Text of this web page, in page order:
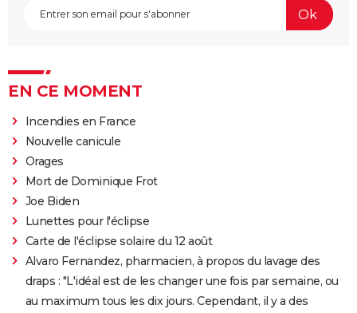
EN CE MOMENT
Incendies en France
Nouvelle canicule
Orages
Mort de Dominique Frot
Joe Biden
Lunettes pour l'éclipse
Carte de l'éclipse solaire du 12 août
Alvaro Fernandez, pharmacien, à propos du lavage des
draps : "L'idéal est de les changer une fois par semaine, ou
au maximum tous les dix jours. Cependant, il y a des